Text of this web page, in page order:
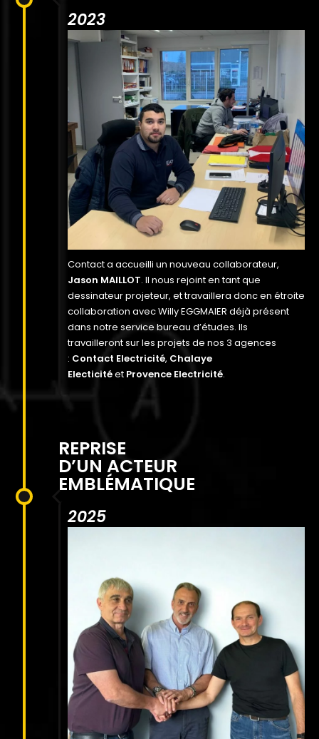
2023
Contact a accueilli un nouveau collaborateur,
Jason MAILLOT. Il nous rejoint en tant que
dessinateur projeteur, et travaillera donc en étroite
collaboration avec Willy EGGMAIER déjà présent
dans notre service bureau d’études. Ils
travailleront sur les projets de nos 3 agences
: Contact Electricité, Chalaye
Electicitéet Provence Electricité.
REPRISE
D’UN ACTEUR
EMBLÉMATIQUE
2025